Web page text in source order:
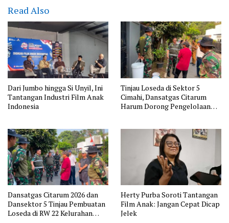
Read Also
Dari Jumbo hingga Si Unyil, Ini
Tantangan Industri Film Anak
Indonesia
Tinjau Loseda di Sektor 5
Cimahi, Dansatgas Citarum
Harum Dorong Pengelolaan
Dansatgas Citarum 2026 dan
Dansektor 5 Tinjau Pembuatan
Loseda di RW 22 Kelurahan
Herty Purba Soroti Tantangan
Film Anak: Jangan Cepat Dicap
Jelek